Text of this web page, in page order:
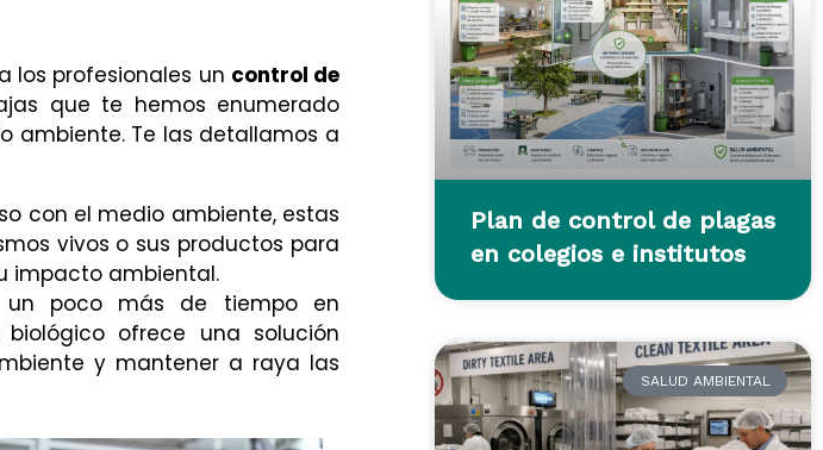
los profesionales un control de
que te hemos enumerado
ambiente. Te las detallamos a
con el medio ambiente, estas
vivos o sus productos para
impacto ambiental.
un poco más de tiempo en
ofrece una solución
y mantener a raya las
Plan de control de plagas
en colegios e institutos
SALUD AMBIENTAL